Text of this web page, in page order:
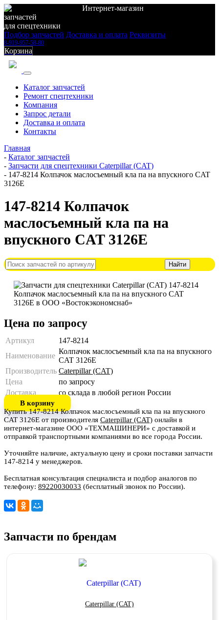
Интернет-магазин
запчастей
для спецтехники
Подбор запчастей Доставка и оплата Реквизиты
8-919-957-58-80
Корзина
Каталог запчастей
Ремонт спецтехники
Компания
Запрос детали
Доставка и оплата
Контакты
Главная
- Каталог запчастей
- Запчасти для спецтехники Caterpillar (CAT)
- 147-8214 Колпачок маслосъемный кла па на впускного CAT
3126E
147-8214 Колпачок
маслосъемный кла па на
впускного CAT 3126E
Цена по запросу
Артикул
147-8214
Наименование
Колпачок маслосъемный кла па на впускного
CAT 3126E
Производитель Caterpillar (CAT)
Цена
по запросу
Доставка
со склада в любой регион России
В корзину
Купить 147-8214 Колпачок маслосъемный кла па на впускного
CAT 3126E от производителя Caterpillar (CAT) онлайн в
интернет-магазине ООО «ТЕХМАШИНЕРИ» с доставкой и
отправкой транспортными компаниями во все города России.
Уточняйте наличие, актуальную цену и сроки поставки запчасти
147-8214 у менеджеров.
Бесплатная консультация специалиста и подбор аналогов по
телефону: 89220030033 (бесплатный звонок по России).
Запчасти по брендам
Caterpillar (CAT)